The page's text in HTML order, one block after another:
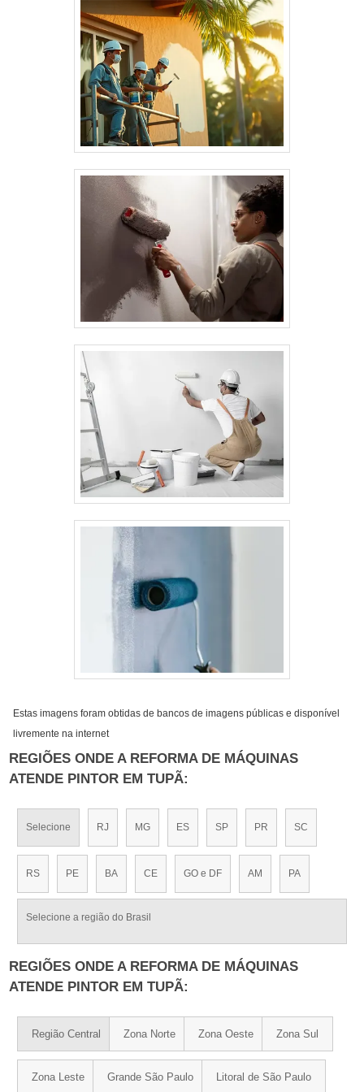
bom profissional orienta sobre as melhores práticas
de proteção e pode incluir a proteção no serviço ou
no orçamento.
Veja mais:Pintor em São Paulo| Pintor em
Campinas|Pintor
Estas imagens foram obtidas de bancos de imagens públicas e disponível
livremente na internet
REGIÕES ONDE A REFORMA DE MÁQUINAS
ATENDE PINTOR EM TUPÃ:
Selecione RJ MG ES SP PR SC
RS PE BA CE GO e DF AM PA
Selecione a região do Brasil
REGIÕES ONDE A REFORMA DE MÁQUINAS
ATENDE PINTOR EM TUPÃ:
Região Central Zona Norte Zona Oeste Zona Sul
Zona Leste Grande São Paulo Litoral de São Paulo